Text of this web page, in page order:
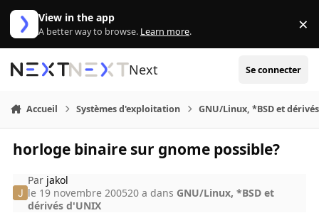
Aller au contenu
View in the app
A better way to browse. Learn more. ×
Next Se connecter
Accueil Systèmes d'exploitation GNU/Linux, *BSD et
horloge binaire sur gnome possible?
Par jakol
le 19 novembre 200520 a dans GNU/Linux, *BSD et
dérivés d'UNIX